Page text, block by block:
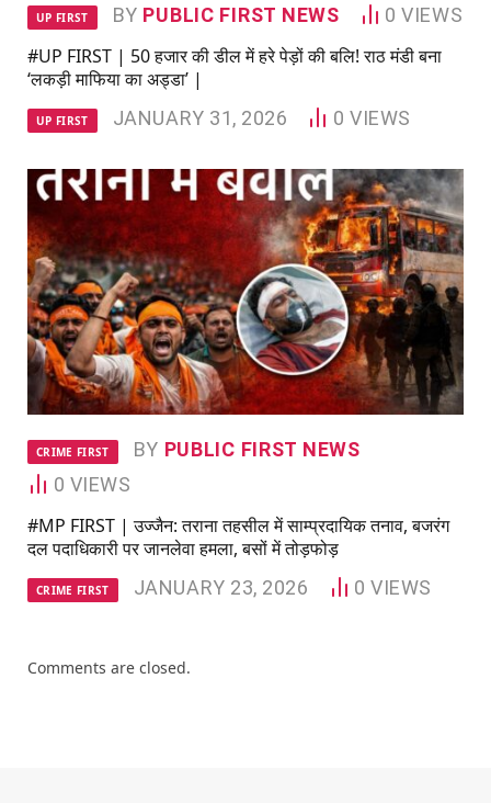
UP FIRST BY PUBLIC FIRST NEWS 0VIEWS
#UP FIRST | 50 हजार की डील में हरे पेड़ों की बलि! राठ मंडी बना
‘लकड़ी माफिया का अड्डा’ |
UP FIRST JANUARY 31, 2026 0VIEWS
CRIME FIRST BY PUBLIC FIRST NEWS
0 VIEWS
#MP FIRST | उज्जैन: तराना तहसील में साम्प्रदायिक तनाव, बजरंग
दल पदाधिकारी पर जानलेवा हमला, बसों में तोड़फोड़
CRIME FIRST JANUARY 23, 2026 0VIEWS
Comments are closed.